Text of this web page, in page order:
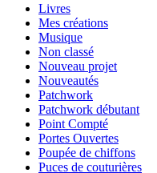
Livres
Mes créations
Musique
Non classé
Nouveau projet
Nouveautés
Patchwork
Patchwork débutant
Point Compté
Portes Ouvertes
Poupée de chiffons
Puces de couturières